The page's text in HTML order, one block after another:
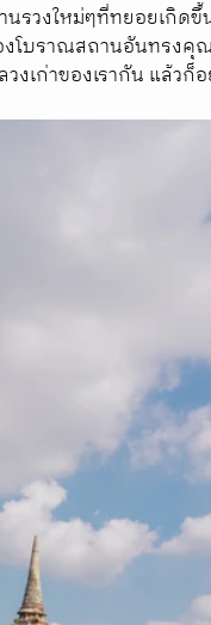
รวงใหม่ๆที่ทยอยเกิด
โบราณสถานอันทรงคุ
วงเก่าของเรากัน แล้ว